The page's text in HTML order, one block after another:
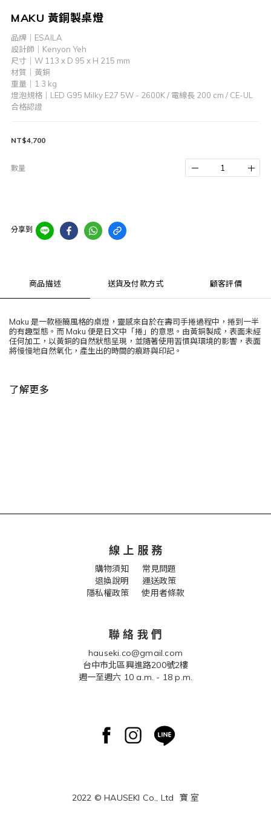
MAKU 黃銅製桌燈
品牌｜ESAILA
設計師｜Kenyon Yeh
尺寸｜W 113 x D 95 x H 215 mm
材質｜黃銅
重量｜1.3 kg
燈泡規格｜LED G95 Milky E27 5W - 2600K / 電線長 200 cm / CE-UL
合格認證
NT$4,700
數量
分享到
商品描述 送貨及付款方式 顧客評價
Maku 是一款極簡風格的桌燈，靈感來自於在壽司手捲過程中，捲到一半
的有趣型態。而 Maku 便是日文中「捲」的意思。由黃銅製成，表面未經
任何加工，以黃銅的自然狀態呈現，並隨著使用習慣與環境的影響，表面
將慢慢地自然氧化，產生出的時間的痕跡與印記。
了解更多
線 上 服 務
購物須知 常見問題
退換說明
運送政策
隱私權政策 使用者條款
聯 絡 我 們
hauseki.co@gmail.com
台中市北區興進路200號2樓
週一至週六 10 a.m. - 18 p.m.
2022 © HAUSEKI Co., Ltd 寶 室